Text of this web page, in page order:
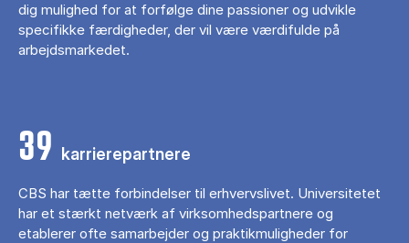
dig mulighed for at forfølge dine passioner og udvikle
specifikke færdigheder, der vil være værdifulde på
arbejdsmarkedet.
39 karrierepartnere
CBS har tætte forbindelser til erhvervslivet. Universitetet
har et stærkt netværk af virksomhedspartnere og
etablerer ofte samarbejder og praktikmuligheder for